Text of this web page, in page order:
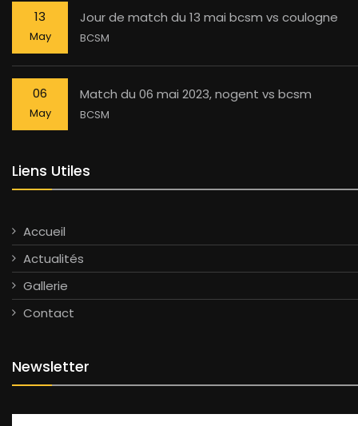
13
May
Jour de match du 13 mai bcsm vs coulogne
BCSM
06
May
Match du 06 mai 2023, nogent vs bcsm
BCSM
Liens Utiles
Accueil
Actualités
Gallerie
Contact
Newsletter